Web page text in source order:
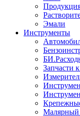
Эмали
Инструменты
Запчасти
Малярный